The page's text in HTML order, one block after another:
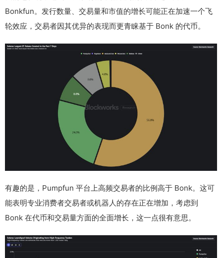
Bonkfun。发行数量、交易量和市值的增长可能正在加速一个飞
轮效应，交易者因其优异的表现而更青睐基于 Bonk 的代币。
有趣的是，Pumpfun 平台上高频交易者的比例高于 Bonk。这可
能表明专业消费者交易者或机器人的存在正在增加，考虑到
Bonk 在代币和交易量方面的全面增长，这一点很有意思。